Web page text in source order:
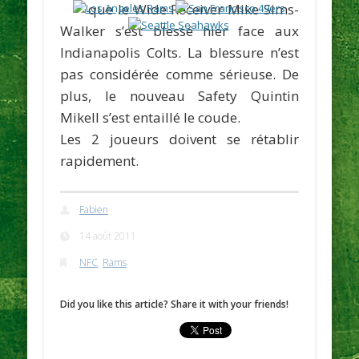
que le Wide ReceiverMike Sims-
Walker s’est blessé hier face aux
Indianapolis Colts. La blessure n’est
pas considérée comme sérieuse. De
plus, le nouveau Safety Quintin
Mikell s’est entaillé le coude.
Les 2 joueurs doivent se rétablir
rapidement.
Fabien
14 août 2011
NFC, Rams
Did you like this article? Share it with your friends!